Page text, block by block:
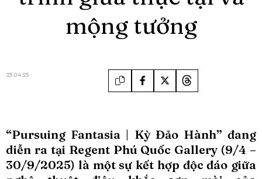
mộng tưởng
25.04.25
“Pursuing Fantasia | Kỳ Đảo Hành” đang
diễn ra tại Regent Phú Quốc Gallery (9/4 –
30/9/2025) là một sự kết hợp độc đáo giữa